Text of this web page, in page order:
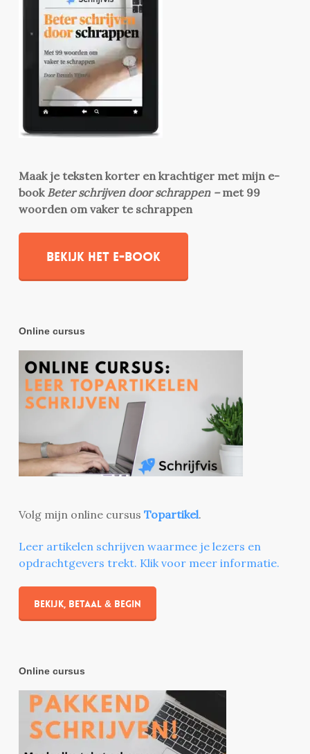
Maak je teksten korter en krachtiger met mijn e-
book Beter schrijven door schrappen –met 99
woorden om vaker te schrappen
Bekijk het e-book
Online cursus
Volg mijn online cursus Topartikel.
Leer artikelen schrijven waarmee je lezers en
opdrachtgevers trekt. Klik voor meer informatie.
Bekijk, betaal & begin
Online cursus